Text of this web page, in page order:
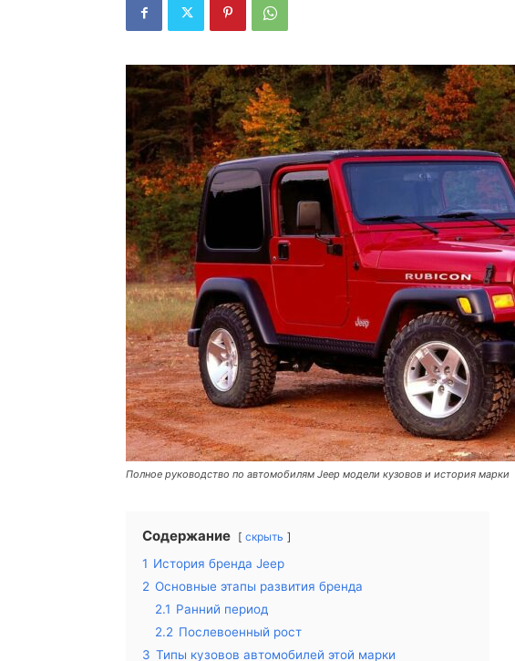
Полное руководство по автомобилям Jeep модели кузовов и история марки
Содержание скрыть
1 История бренда Jeep
2 Основные этапы развития бренда
2.1 Ранний период
2.2 Послевоенный рост
3 Типы кузовов автомобилей этой марки